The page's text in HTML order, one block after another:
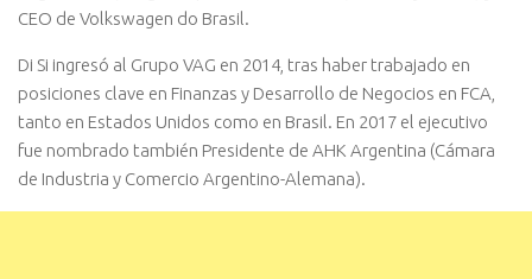
CEO de Volkswagen do Brasil.
Di Si ingresó al Grupo VAG en 2014, tras haber trabajado en
posiciones clave en Finanzas y Desarrollo de Negocios en FCA,
tanto en Estados Unidos como en Brasil. En 2017 el ejecutivo
fue nombrado también Presidente de AHK Argentina (Cámara
de Industria y Comercio Argentino-Alemana).